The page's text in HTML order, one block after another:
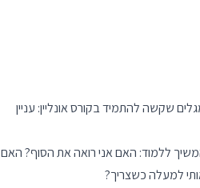
שקשה להתמיד בקורס אונליין: עניין
ללמוד: האם אני רואה את הסוף? האם
למעלה כשצריך?